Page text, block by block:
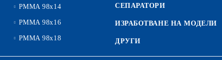
PMMA 98x14
PMMA 98x16
PMMA 98x18
СЕПАРАТОРИ
ИЗРАБОТВАНЕ НА МОДЕЛИ
ДРУГИ